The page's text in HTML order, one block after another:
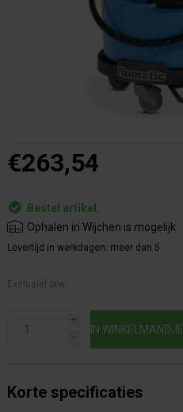
€263,54
Bestel artikel.
Ophalen in Wijchen is mogelijk.
Levertijd in werkdagen: meer dan 5
Exclusief btw.
i
h
Korte specificaties